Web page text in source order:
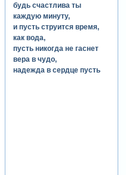
будь счастлива ты
каждую минуту,
и пусть струится время,
как вода,
пусть никогда не гаснет
вера в чудо,
надежда в сердце пусть